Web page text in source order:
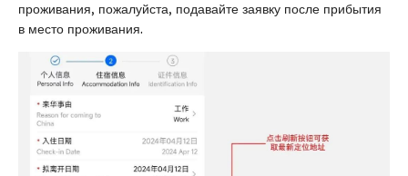
проживания, пожалуйста, подавайте заявку после прибытия
в место проживания.